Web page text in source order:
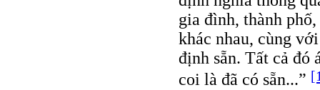
gia đình, thành
khác nhau, cùng
định sẵn. Tất cả đó
coi là đã có sẵn...”